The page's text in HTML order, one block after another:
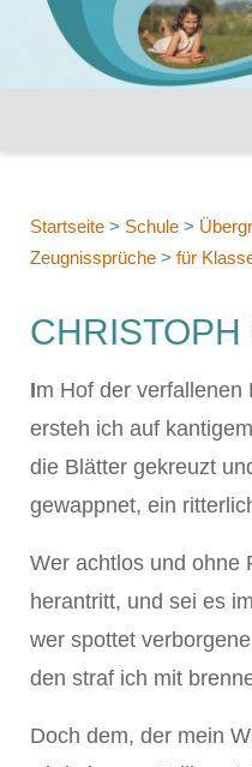
Startseite > Schule >
Zeugnissprüche > für
CHRISTOPH
Im Hof der verfallenen
ersteh ich auf
die Blätter gekreuzt
gewappnet, ein
Wer achtlos und ohne
herantritt, und sei es
wer spottet
den straf ich mit
Doch dem, der mein